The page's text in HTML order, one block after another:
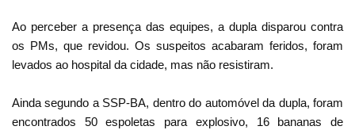
Ao perceber a presença das equipes, a dupla disparou contra
os PMs, que revidou. Os suspeitos acabaram feridos, foram
levados ao hospital da cidade, mas não resistiram.
Ainda segundo a SSP-BA, dentro do automóvel da dupla, foram
encontrados 50 espoletas para explosivo, 16 bananas de